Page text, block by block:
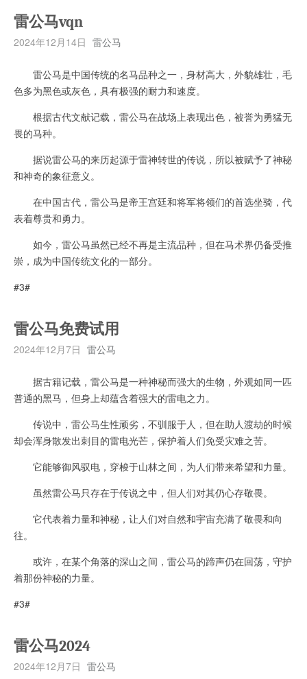
雷公马vqn
2024年12月14日 雷公马
雷公马是中国传统的名马品种之一，身材高大，外貌雄壮，毛
色多为黑色或灰色，具有极强的耐力和速度。
根据古代文献记载，雷公马在战场上表现出色，被誉为勇猛无
畏的马种。
据说雷公马的来历起源于雷神转世的传说，所以被赋予了神秘
和神奇的象征意义。
在中国古代，雷公马是帝王宫廷和将军将领们的首选坐骑，代
表着尊贵和勇力。
如今，雷公马虽然已经不再是主流品种，但在马术界仍备受推
崇，成为中国传统文化的一部分。
#3#
雷公马免费试用
2024年12月7日 雷公马
据古籍记载，雷公马是一种神秘而强大的生物，外观如同一匹
普通的黑马，但身上却蕴含着强大的雷电之力。
传说中，雷公马生性顽劣，不驯服于人，但在助人渡劫的时候
却会浑身散发出刺目的雷电光芒，保护着人们免受灾难之苦。
它能够御风驭电，穿梭于山林之间，为人们带来希望和力量。
虽然雷公马只存在于传说之中，但人们对其仍心存敬畏。
它代表着力量和神秘，让人们对自然和宇宙充满了敬畏和向
往。
或许，在某个角落的深山之间，雷公马的蹄声仍在回荡，守护
着那份神秘的力量。
#3#
雷公马2024
2024年12月7日 雷公马